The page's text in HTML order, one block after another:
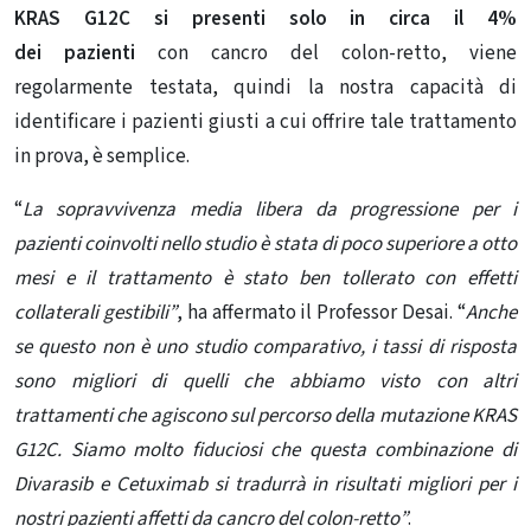
KRAS G12C si presenti solo in circa il 4%
dei pazienti con cancro del colon-retto, viene
regolarmente testata, quindi la nostra capacità di
identificare i pazienti giusti a cui offrire tale trattamento
in prova, è semplice.
“La sopravvivenza media libera da progressione per i
pazienti coinvolti nello studio è stata di poco superiore a otto
mesi e il trattamento è stato ben tollerato con effetti
collaterali gestibili”, ha affermato il Professor Desai.“Anche
se questo non è uno studio comparativo, i tassi di risposta
sono migliori di quelli che abbiamo visto con altri
trattamenti che agiscono sul percorso della mutazione KRAS
G12C. Siamo molto fiduciosi che questa combinazione di
Divarasib e Cetuximab si tradurrà in risultati migliori per i
nostri pazienti affetti da cancro del colon-retto”.